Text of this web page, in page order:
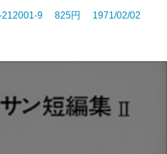
212001-9 825円 1971/02/02